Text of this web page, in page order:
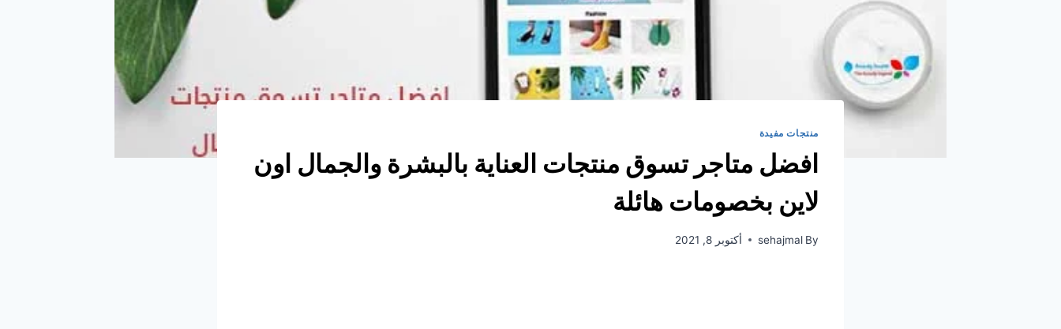
منتجات مفيدة
افضل متاجر تسوق منتجات العناية بالبشرة والجمال اون
لاين بخصومات هائلة
By
sehajmal أكتوبر 8, 2021